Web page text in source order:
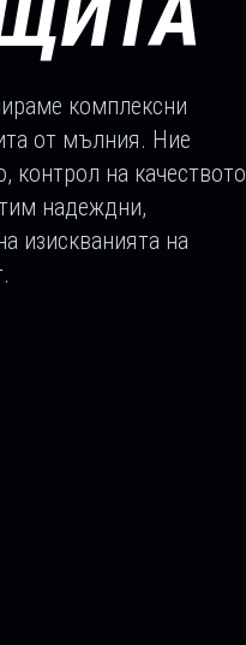
комплексни
от мълния. Ние
контрол на качеството
надеждни,
изискванията на